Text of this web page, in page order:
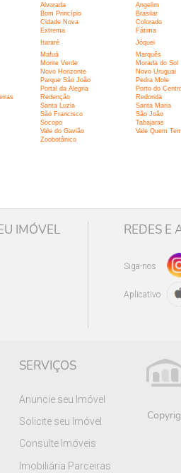
Alvorada Angelim
Bom Princípio Brasilar
Cidade Nova Colorado
Extrema Fátima
Itararé Jóquei
Mafuá Marquês
Monte Verde Morada do Sol
Novo Horizonte Novo Uruguai
Parque São João Pedra Mole
Portal da Alegria Porto do
Redenção Redonda
Santa Luzia Santa Maria
São Francisco São João
Socopo Tabajaras
Vale do Gavião Vale Quem Tem
Zoobotânico
IMÓVEL REDES E
Siga-nos
Aplicativo
SERVIÇOS
Anuncie seu Imóvel
Solicite seu Imóvel
Consulte Imóveis
Imobiliária Parceiras